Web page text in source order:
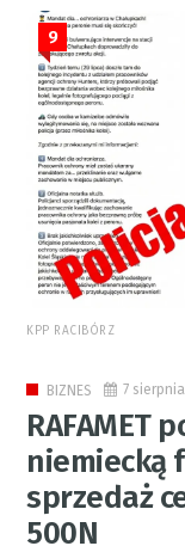
9
KPP RACIBÓRZ
BIZNES 7
RAFAMET
niemiecką
sprzedaż
500N